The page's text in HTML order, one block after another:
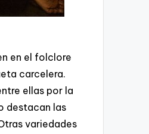
en el folclore
carcelera.
ellas por la
destacan las
variedades